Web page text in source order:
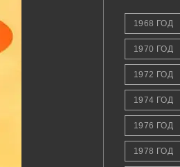
1968 ГОД
1970 ГОД
1972 ГОД
1974 ГОД
1976 ГОД
1978 ГОД